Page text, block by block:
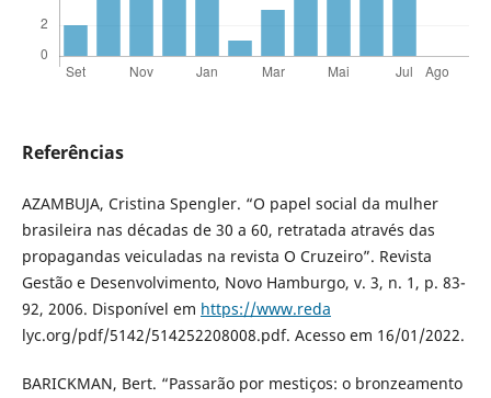
Referências
AZAMBUJA, Cristina Spengler. “O papel social da mulher
brasileira nas décadas de 30 a 60, retratada através das
propagandas veiculadas na revista O Cruzeiro”. Revista
Gestão e Desenvolvimento, Novo Hamburgo, v. 3, n. 1, p. 83-
92, 2006. Disponível em https://www.reda
lyc.org/pdf/5142/514252208008.pdf. Acesso em 16/01/2022.
BARICKMAN, Bert. “Passarão por mestiços: o bronzeamento